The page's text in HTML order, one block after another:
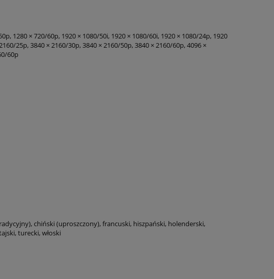
1280 × 720/60p, 1920 × 1080/50i, 1920 × 1080/60i, 1920 × 1080/24p, 1920
25p, 3840 × 2160/30p, 3840 × 2160/50p, 3840 × 2160/60p, 4096 ×
60p
chiński (uproszczony), francuski, hiszpański, holenderski,
turecki, włoski